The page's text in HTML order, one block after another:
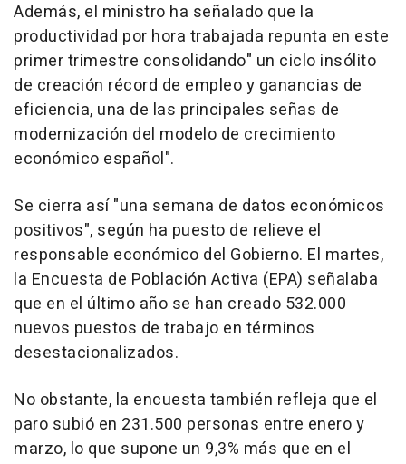
Además, el ministro ha señalado que la
productividad por hora trabajada repunta en este
primer trimestre consolidando" un ciclo insólito
de creación récord de empleo y ganancias de
eficiencia, una de las principales señas de
modernización del modelo de crecimiento
económico español".
Se cierra así "una semana de datos económicos
positivos", según ha puesto de relieve el
responsable económico del Gobierno. El martes,
la Encuesta de Población Activa (EPA) señalaba
que en el último año se han creado 532.000
nuevos puestos de trabajo en términos
desestacionalizados.
No obstante, la encuesta también refleja que el
paro subió en 231.500 personas entre enero y
marzo, lo que supone un 9,3% más que en el